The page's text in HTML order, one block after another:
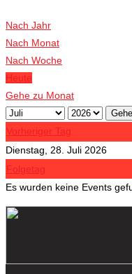
Nach Jahr
Nach Monat
Nach Woche
Heute
Gehe zu Monat
Vorheriger Tag
Dienstag, 28. Juli 2026
Folgetag
Es wurden keine Events